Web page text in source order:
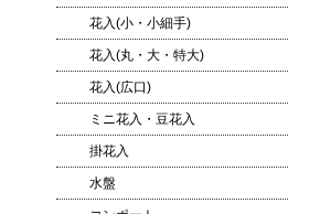
花入(小・小細手)
花入(丸・大・特大)
花入(広口)
ミニ花入・豆花入
掛花入
水盤